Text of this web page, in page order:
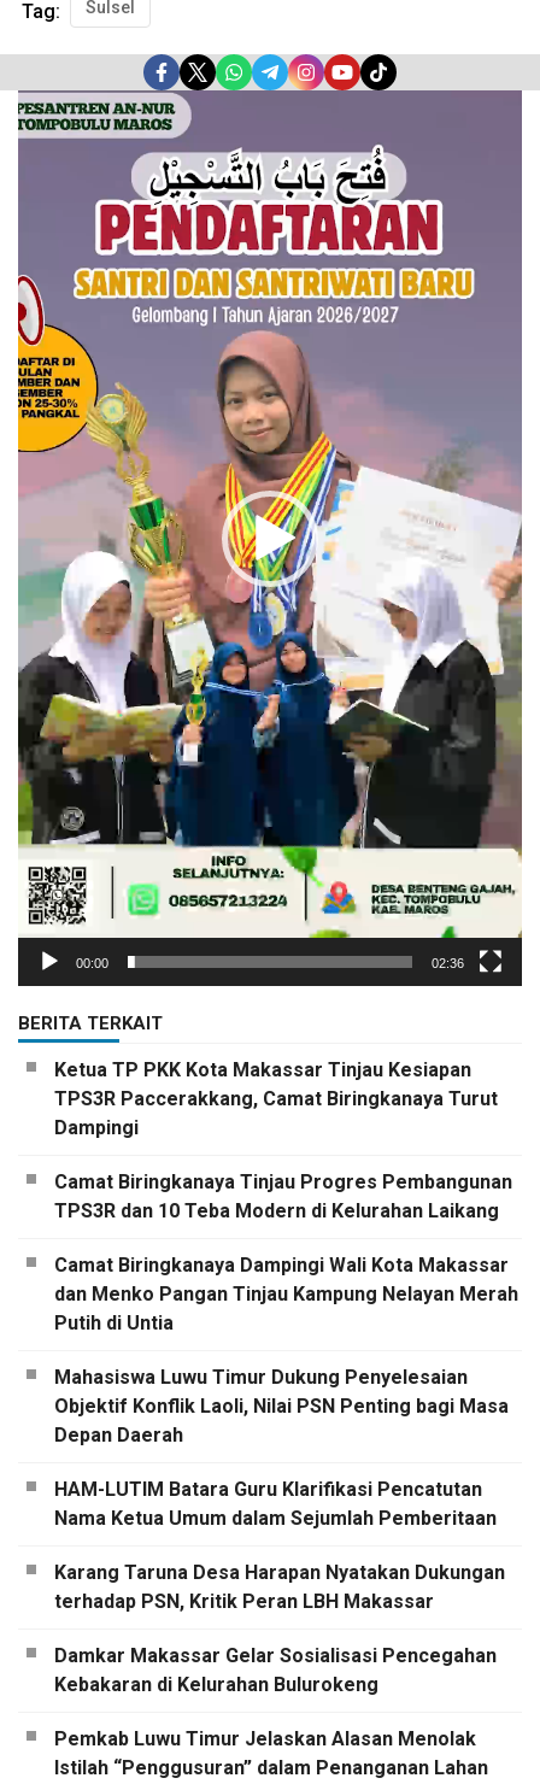
Tag: Sulsel
Pemutar
Video
00:00 02:36
BERITA TERKAIT
Ketua TP PKK Kota Makassar Tinjau Kesiapan
TPS3R Paccerakkang, Camat Biringkanaya Turut
Dampingi
Camat Biringkanaya Tinjau Progres Pembangunan
TPS3R dan 10 Teba Modern di Kelurahan Laikang
Camat Biringkanaya Dampingi Wali Kota Makassar
dan Menko Pangan Tinjau Kampung Nelayan Merah
Putih di Untia
Mahasiswa Luwu Timur Dukung Penyelesaian
Objektif Konflik Laoli, Nilai PSN Penting bagi Masa
Depan Daerah
HAM-LUTIM Batara Guru Klarifikasi Pencatutan
Nama Ketua Umum dalam Sejumlah Pemberitaan
Karang Taruna Desa Harapan Nyatakan Dukungan
terhadap PSN, Kritik Peran LBH Makassar
Damkar Makassar Gelar Sosialisasi Pencegahan
Kebakaran di Kelurahan Bulurokeng
Pemkab Luwu Timur Jelaskan Alasan Menolak
Istilah “Penggusuran” dalam Penanganan Lahan